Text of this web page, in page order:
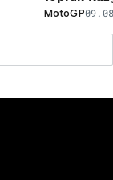
MotoGP